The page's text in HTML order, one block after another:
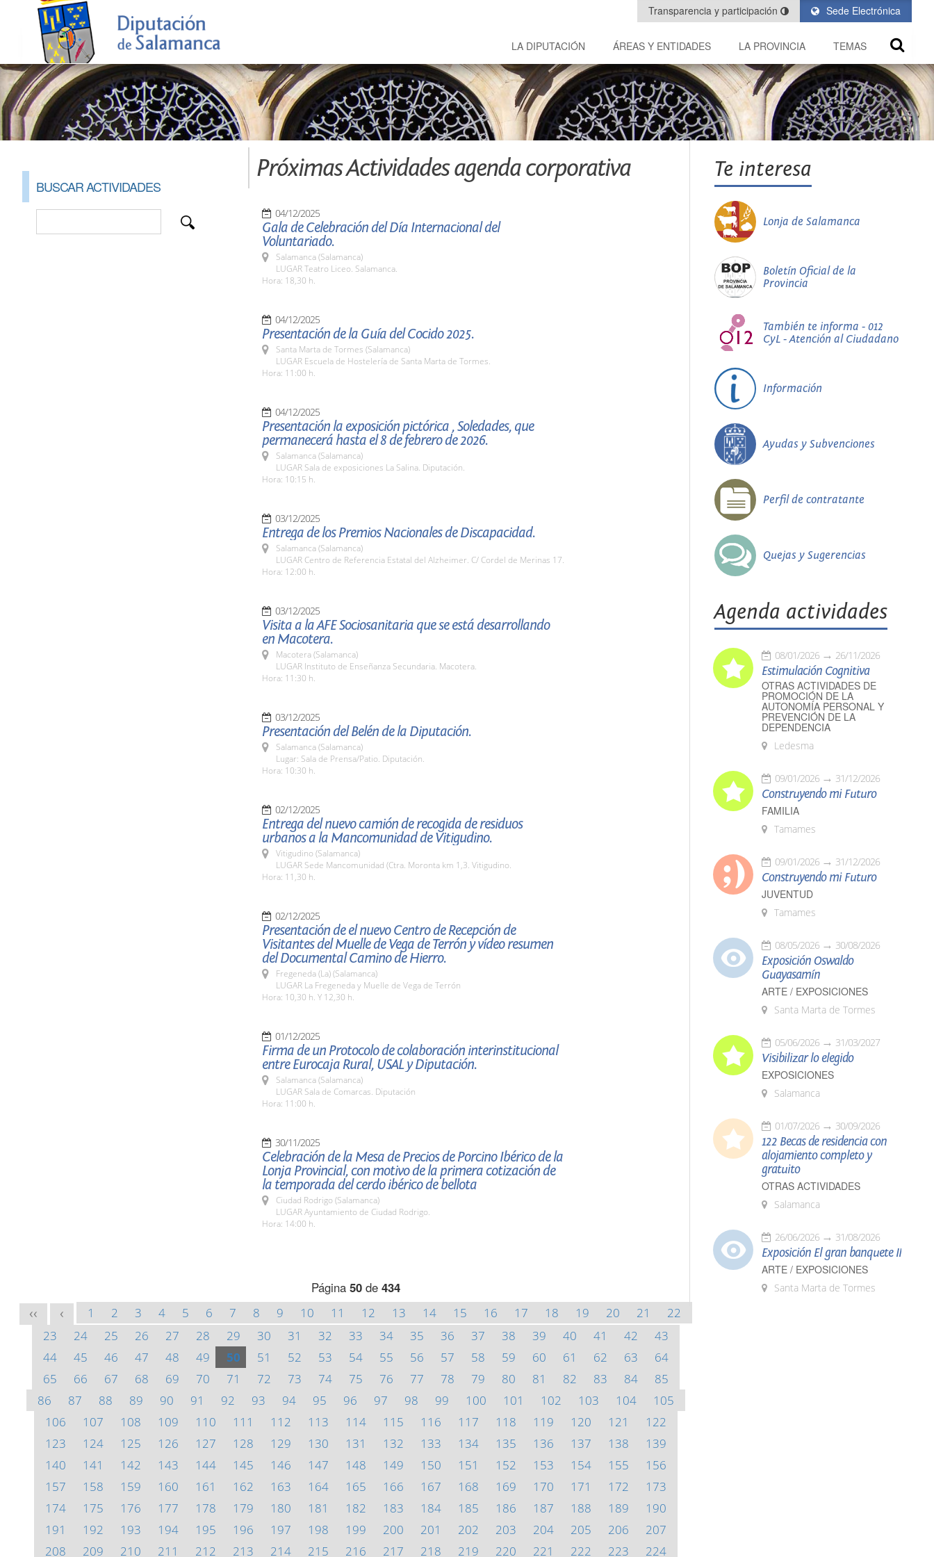
Sede Electrónica
Transparencia y participación
LA DIPUTACIÓN ÁREAS Y ENTIDADES LA PROVINCIA TEMAS
BUSCAR ACTIVIDADES
Próximas Actividades agenda corporativa
04/12/2025
Gala de Celebración del Día Internacional del
Voluntariado.
Salamanca (Salamanca)
LUGAR Teatro Liceo. Salamanca.
Hora: 18,30 h.
04/12/2025
Presentación de la Guía del Cocido 2025.
Santa Marta de Tormes (Salamanca)
LUGAR Escuela de Hostelería de Santa Marta de Tormes.
Hora: 11:00 h.
04/12/2025
Presentación la exposición pictórica , Soledades, que
permanecerá hasta el 8 de febrero de 2026.
Salamanca (Salamanca)
LUGAR Sala de exposiciones La Salina. Diputación.
Hora: 10:15 h.
03/12/2025
Entrega de los Premios Nacionales de Discapacidad.
Salamanca (Salamanca)
LUGAR Centro de Referencia Estatal del Alzheimer. C/ Cordel de Merinas 17.
Hora: 12:00 h.
03/12/2025
Visita a la AFE Sociosanitaria que se está desarrollando
en Macotera.
Macotera (Salamanca)
LUGAR Instituto de Enseñanza Secundaria. Macotera.
Hora: 11:30 h.
03/12/2025
Presentación del Belén de la Diputación.
Salamanca (Salamanca)
Lugar: Sala de Prensa/Patio. Diputación.
Hora: 10:30 h.
02/12/2025
Entrega del nuevo camión de recogida de residuos
urbanos a la Mancomunidad de Vitigudino.
Vitigudino (Salamanca)
LUGAR Sede Mancomunidad (Ctra. Moronta km 1,3. Vitigudino.
Hora: 11,30 h.
02/12/2025
Presentación de el nuevo Centro de Recepción de
Visitantes del Muelle de Vega de Terrón y vídeo resumen
del Documental Camino de Hierro.
Fregeneda (La) (Salamanca)
LUGAR La Fregeneda y Muelle de Vega de Terrón
Hora: 10,30 h. Y 12,30 h.
01/12/2025
Firma de un Protocolo de colaboración interinstitucional
entre Eurocaja Rural, USAL y Diputación.
Salamanca (Salamanca)
LUGAR Sala de Comarcas. Diputación
Hora: 11:00 h.
30/11/2025
Celebración de la Mesa de Precios de Porcino Ibérico de la
Lonja Provincial, con motivo de la primera cotización de
la temporada del cerdo ibérico de bellota
Ciudad Rodrigo (Salamanca)
LUGAR Ayuntamiento de Ciudad Rodrigo.
Hora: 14:00 h.
Página 50 de 434
<< < 1 2 3 4 5 6 7 8 9 10 11 12 13 14 15 16 17 18 19 20 21
22
23
24 25 26 27 28 29 30 31 32 33 34 35 36 37 38 39 40 41 42
43
44
45 46 47 48 49 50 51 52 53 54 55 56 57 58 59 60 61 62 63
64
65
66 67 68 69 70 71 72 73 74 75 76 77 78 79 80 81 82 83 84
85
86
87 88 89 90 91 92 93 94 95 96 97 98 99 100 101 102 103 104
105
106
107 108 109 110 111 112 113 114 115 116 117 118 119 120 121
122
123
124 125 126 127 128 129 130 131 132 133 134 135 136 137 138
139
140
141 142 143 144 145 146 147 148 149 150 151 152 153 154 155
156
157
158 159 160 161 162 163 164 165 166 167 168 169 170 171 172
173
174
175 176 177 178 179 180 181 182 183 184 185 186 187 188 189
190
191
192 193 194 195 196 197 198 199 200 201 202 203 204 205 206
207
208
209 210 211 212 213 214 215 216 217 218 219 220 221 222 223 224
Te interesa
Lonja de Salamanca
Boletín Oficial de la
Provincia
También te informa - 012
CyL - Atención al Ciudadano
Información
Ayudas y Subvenciones
Perfil de contratante
Quejas y Sugerencias
Agenda actividades
08/01/2026 26/11/2026
Estimulación Cognitiva
OTRAS ACTIVIDADES DE
PROMOCIÓN DE LA
AUTONOMÍA PERSONAL Y
PREVENCIÓN DE LA
DEPENDENCIA
Ledesma
09/01/2026 31/12/2026
Construyendo mi Futuro
FAMILIA
Tamames
09/01/2026 31/12/2026
Construyendo mi Futuro
JUVENTUD
Tamames
08/05/2026 30/08/2026
Exposición Oswaldo
Guayasamín
ARTE / EXPOSICIONES
Santa Marta de Tormes
05/06/2026 31/03/2027
Visibilizar lo elegido
EXPOSICIONES
Salamanca
01/07/2026 30/09/2026
122 Becas de residencia con
alojamiento completo y
gratuito
OTRAS ACTIVIDADES
Salamanca
26/06/2026 31/08/2026
Exposición El gran banquete II
ARTE / EXPOSICIONES
Santa Marta de Tormes